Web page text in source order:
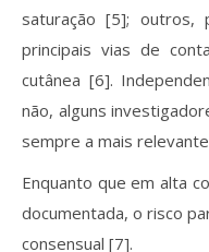
saturação [5]; outros,
principais vias de
cutânea [6].
não, alguns
sempre a mais
Enquanto que em alta
documentada, o risco
consensual [7].